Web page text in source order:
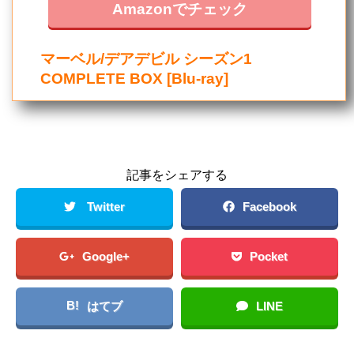
Amazonでチェック
マーベル/デアデビル シーズン1
COMPLETE BOX [Blu-ray]
記事をシェアする
Twitter Facebook
Google+ Pocket
B! はてブ LINE